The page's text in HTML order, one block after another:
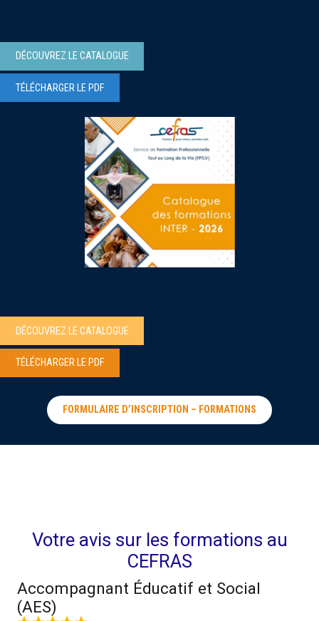
DÉCOUVREZ LE CATALOGUE
TÉLÉCHARGER LE PDF
DÉCOUVREZ LE CATALOGUE
TÉLÉCHARGER LE PDF
FORMULAIRE D’INSCRIPTION – FORMATIONS
Votre avis sur les formations au
CEFRAS
Accompagnant Éducatif et Social
(AES)